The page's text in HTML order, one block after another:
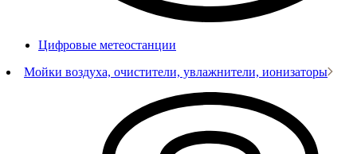
Цифровые метеостанции
Мойки воздуха, очистители, увлажнители, ионизаторы